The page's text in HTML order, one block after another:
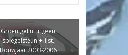
Groen getint + geen
spiegelsteun + lijst.
Bouwjaar 2003-2006